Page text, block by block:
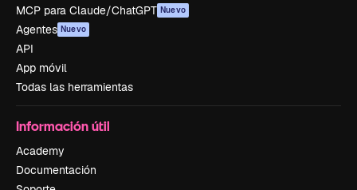
MCP para Claude/ChatGPT Nuevo
Agentes Nuevo
API
App móvil
Todas las herramientas
Información útil
Academy
Documentación